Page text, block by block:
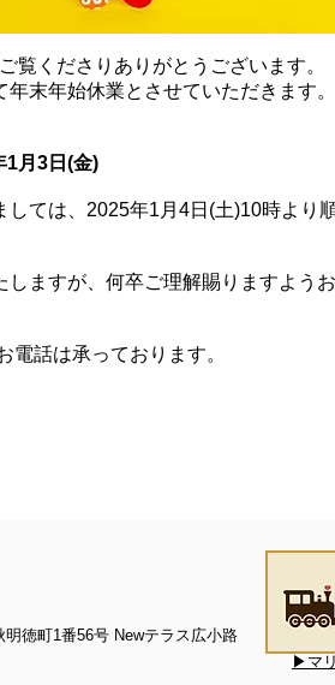
覧くださりありがとうございます。
年末年始休業とさせていただきます。
1月3日(金)
しては、2025年1月4日(土)10時より
しますが、何卒ご理解賜りますよう
話は承っております。
徳町1番56号 Newテラス広小路
▶マ